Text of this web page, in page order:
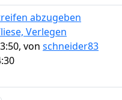
abzugeben
Verlegen
von schneider83